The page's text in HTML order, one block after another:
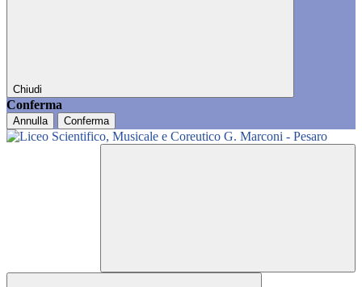
Chiudi
Conferma
Annulla Conferma